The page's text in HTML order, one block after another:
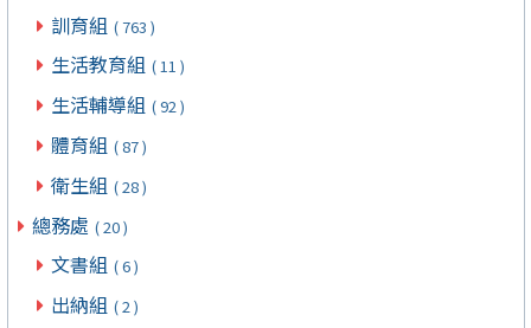
訓育組 ( 763 )
生活教育組 ( 11 )
生活輔導組 ( 92 )
體育組 ( 87 )
衛生組 ( 28 )
總務處 ( 20 )
文書組 ( 6 )
出納組 ( 2 )